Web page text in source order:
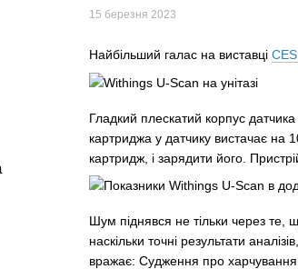
15 березня 2023
Найбільший галас на виставці
Гладкий плескатий корпус
картриджа у датчику вистачає на
картридж, і зарядити його.
Шум піднявся не тільки через те,
наскільки точні результати
вражає: Судження про харчування,